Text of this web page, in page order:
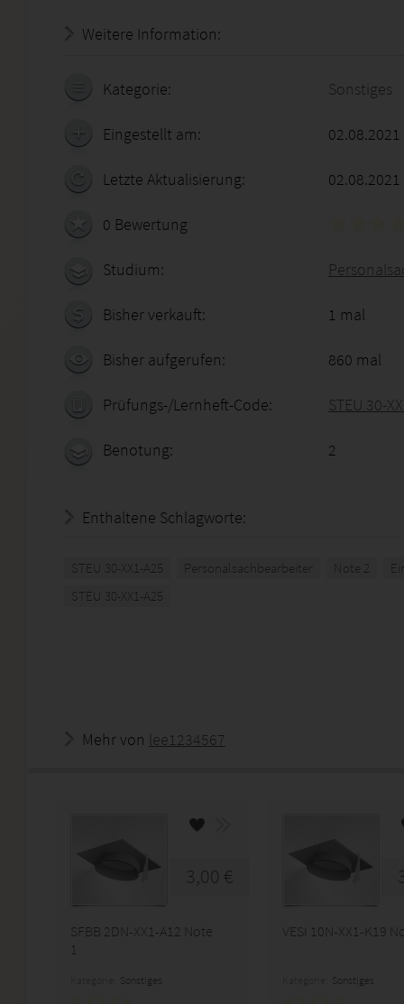
Weitere Information:
Kategorie: Sonstiges
Eingestellt am:
Letzte Aktualisierung: 02.08.2021
0 Bewertung
Studium:
Bisher verkauft: 1 mal
Bisher aufgerufen: 860 mal
Prüfungs-/Lernheft-Code: STEU 30-
Benotung: 2
Enthaltene Schlagworte:
STEU 30-XX1-A25 Personalsachbearbeiter Note 2
STEU 30-XX1-A25
Mehr von lee1234567
3,00 €
SFBB 2DN-XX1-A12 Note
1
Sonstiges
VESI 10N-XX1-K19
Sonstiges